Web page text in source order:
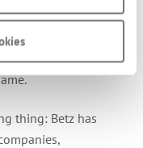
moment where
brothers and
fall away and we
thing: Betz has